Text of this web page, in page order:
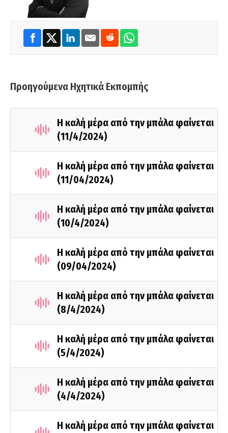
Προηγούμενα Ηχητικά Εκπομπής
Η καλή μέρα από την μπάλα φαίνεται
(11/4/2024)
Η καλή μέρα από την μπάλα φαίνεται
(11/04/2024)
Η καλή μέρα από την μπάλα φαίνεται
(10/4/2024)
Η καλή μέρα από την μπάλα φαίνεται
(09/04/2024)
Η καλή μέρα από την μπάλα φαίνεται
(8/4/2024)
Η καλή μέρα από την μπάλα φαίνεται
(5/4/2024)
Η καλή μέρα από την μπάλα φαίνεται
(4/4/2024)
Η καλή μέρα από την μπάλα φαίνεται